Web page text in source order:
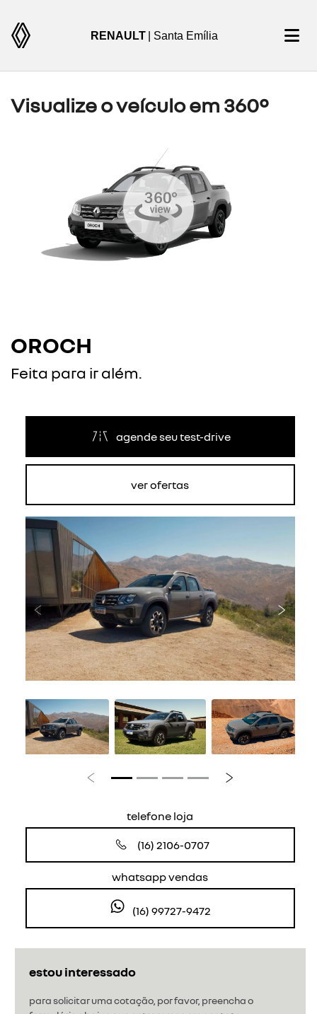
RENAULT | Santa Emília
Visualize o veículo em 360°
OROCH
Feita para ir além.
agende seu test-drive
ver ofertas
estou interessado
para solicitar uma cotação, por favor, preencha o
Anterior
Anterior Próximo
telefone loja
(16) 2106-0707
whatsapp vendas
(16) 99727-9472